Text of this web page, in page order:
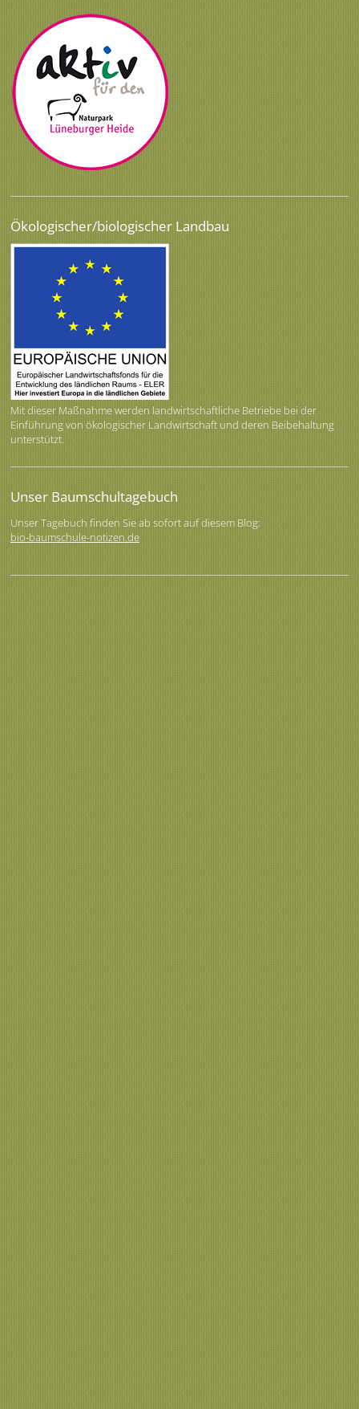
Ökologischer/biologischer Landbau
Mit dieser Maßnahme werden landwirtschaftliche Betriebe bei der
Einführung von ökologischer Landwirtschaft und deren Beibehaltung
unterstützt.
Unser Baumschultagebuch
Unser Tagebuch finden Sie ab sofort auf diesem Blog:
bio-baumschule-notizen.de